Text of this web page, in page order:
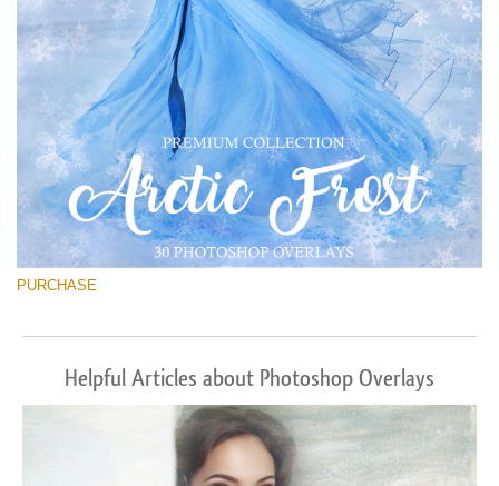
PURCHASE
Helpful Articles about Photoshop Overlays